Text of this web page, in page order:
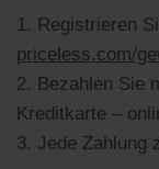
1. Registrieren
priceless.com/
2. Bezahlen Sie
Kreditkarte –
3. Jede Zahlung